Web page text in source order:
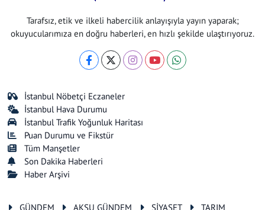
Tarafsız, etik ve ilkeli habercilik anlayışıyla yayın yaparak;
okuyucularımıza en doğru haberleri, en hızlı şekilde ulaştırıyoruz.
İstanbul Nöbetçi Eczaneler
İstanbul Hava Durumu
İstanbul Trafik Yoğunluk Haritası
Puan Durumu ve Fikstür
Tüm Manşetler
Son Dakika Haberleri
Haber Arşivi
GÜNDEM AKSU GÜNDEM SİYASET TARIM